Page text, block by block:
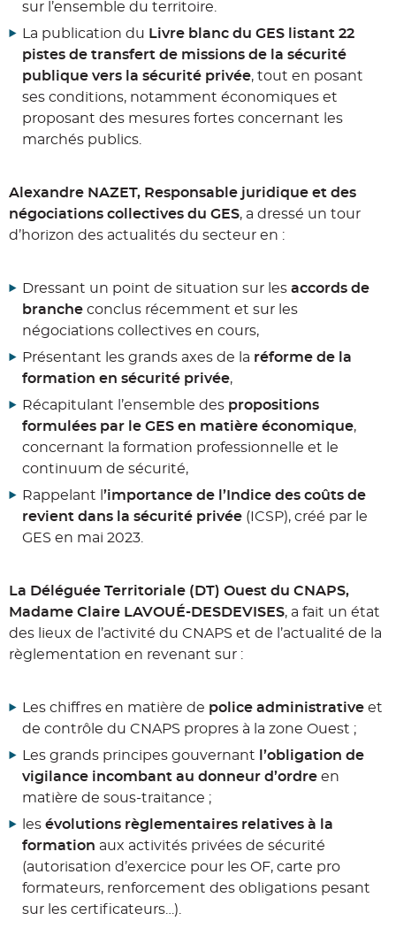
sur l’ensemble du territoire.
La publication du Livre blanc du GES listant 22
pistes de transfert de missions de la sécurité
publique vers la sécurité privée, tout en posant
ses conditions, notamment économiques et
proposant des mesures fortes concernant les
marchés publics.
Alexandre NAZET, Responsable juridique et des
négociations collectives du GES, a dressé un tour
d’horizon des actualités du secteur en :
Dressant un point de situation sur les accords de
branche conclus récemment et sur les
négociations collectives en cours,
Présentant les grands axes de la réforme de la
formation en sécurité privée,
Récapitulant l’ensemble des propositions
formulées par le GES en matière économique,
concernant la formation professionnelle et le
continuum de sécurité,
Rappelant l ’importance de l’Indice des coûts de
revient dans la sécurité privée (ICSP), créé par le
GES en mai 2023.
La Déléguée Territoriale (DT) Ouest du CNAPS,
Madame Claire LAVOUÉ-DESDEVISES, a fait un état
des lieux de l’activité du CNAPS et de l’actualité de la
règlementation en revenant sur :
Les chiffres en matière de police administrative et
de contrôle du CNAPS propres à la zone Ouest ;
Les grands principes gouvernant
l’obligation de
vigilance incombant au donneur d’ordre en
matière de sous-traitance ;
les évolutions règlementaires relatives à la
formation aux activités privées de sécurité
(autorisation d’exercice pour les OF, carte pro
formateurs, renforcement des obligations pesant
sur les certificateurs…).